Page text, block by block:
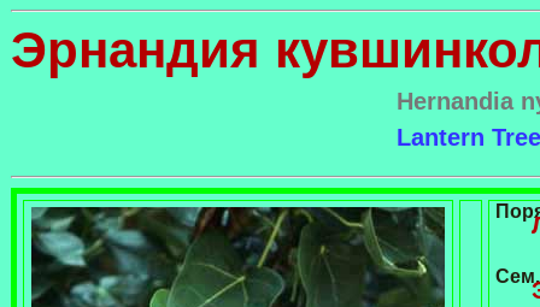
Эрнандия
Hernandia
Lantern Tree
Сем.